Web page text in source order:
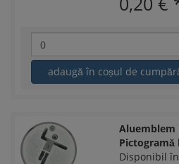
adaugă în coșul de
Aluemblem
Pictogramă
Disponibil